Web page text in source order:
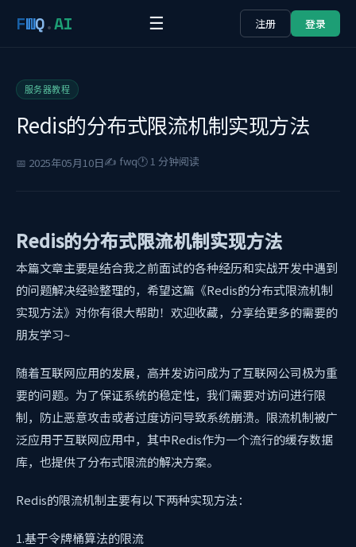
FWQ.AI ☰ 注册 登录
服务器教程
Redis的分布式限流机制实现方法
📅 2025年05月10日✍️ fwq🕐 1 分钟阅读
Redis的分布式限流机制实现方法
本篇文章主要是结合我之前面试的各种经历和实战开发中遇到
的问题解决经验整理的，希望这篇《Redis的分布式限流机制
实现方法》对你有很大帮助！欢迎收藏，分享给更多的需要的
朋友学习~
随着互联网应用的发展，高并发访问成为了互联网公司极为重
要的问题。为了保证系统的稳定性，我们需要对访问进行限
制，防止恶意攻击或者过度访问导致系统崩溃。限流机制被广
泛应用于互联网应用中，其中Redis作为一个流行的缓存数据
库，也提供了分布式限流的解决方案。
Redis的限流机制主要有以下两种实现方法：
1.基于令牌桶算法的限流